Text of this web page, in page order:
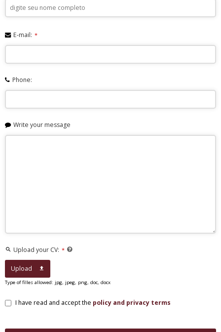
E-mail: *
Phone:
Write your message
Upload your CV: *
Upload
Type of filles allowed: jpg, jpeg, png, doc, docx
I have read and accept the policy and privacy terms